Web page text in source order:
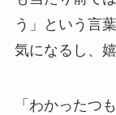
う」という言
気になるし、
「わかったつ